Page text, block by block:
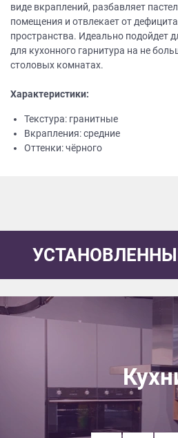
виде вкраплений, разбавляет
помещения и отвлекает от
пространства. Идеально подойдет
для кухонного гарнитура на не
столовых комнатах.
Характеристики:
Текстура: гранитные
Вкрапления: средние
Оттенки: чёрного